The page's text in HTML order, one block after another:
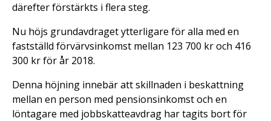
därefter förstärkts i flera steg.
Nu höjs grundavdraget ytterligare för alla med en
fastställd förvärvsinkomst mellan 123 700 kr och 416
300 kr för år 2018.
Denna höjning innebär att skillnaden i beskattning
mellan en person med pensionsinkomst och en
löntagare med jobbskatteavdrag har tagits bort för